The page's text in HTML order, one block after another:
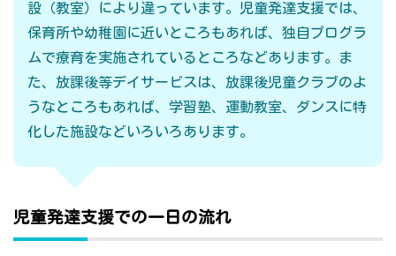
設（教室）により違っています。児童発達支援では、
保育所や幼稚園に近いところもあれば、独自プログラ
ムで療育を実施されているところなどあります。ま
た、放課後等デイサービスは、放課後児童クラブのよ
うなところもあれば、学習塾、運動教室、ダンスに特
化した施設などいろいろあります。
児童発達支援での一日の流れ